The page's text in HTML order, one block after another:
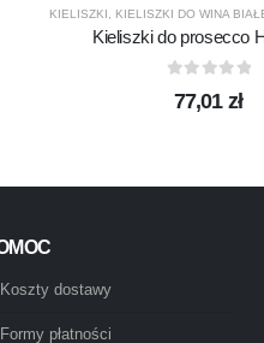
KIELISZKI , KIELISZKI DO WINA
Kieliszki do prosecco
77,01 zł
Koszty dostawy
Formy płatności